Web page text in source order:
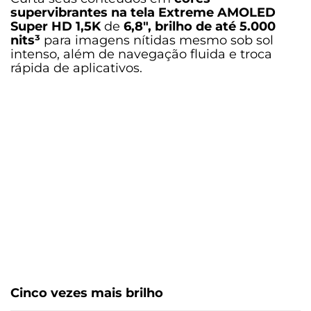
Nano SIM (4FF), e-SIM / Entrada 1: Chip 1 / Entrada 2: SD Card
Wi-fi
802.11 a/b/g/n/ac 2,4 GHz e 5 GHz
supervibrantes na tela Extreme AMOLED
Super HD 1,5Kde 6,8″, brilho de até 5.000
nits³ para imagens nítidas mesmo sob sol
intenso, além de navegação fluida e troca
rápida de aplicativos.
Cinco vezes mais brilho